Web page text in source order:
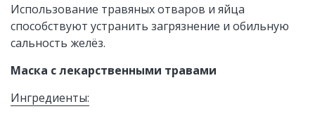
Использование травяных отваров и яйца
способствуют устранить загрязнение и обильную
сальность желёз.
Маска с лекарственными травами
Ингредиенты: